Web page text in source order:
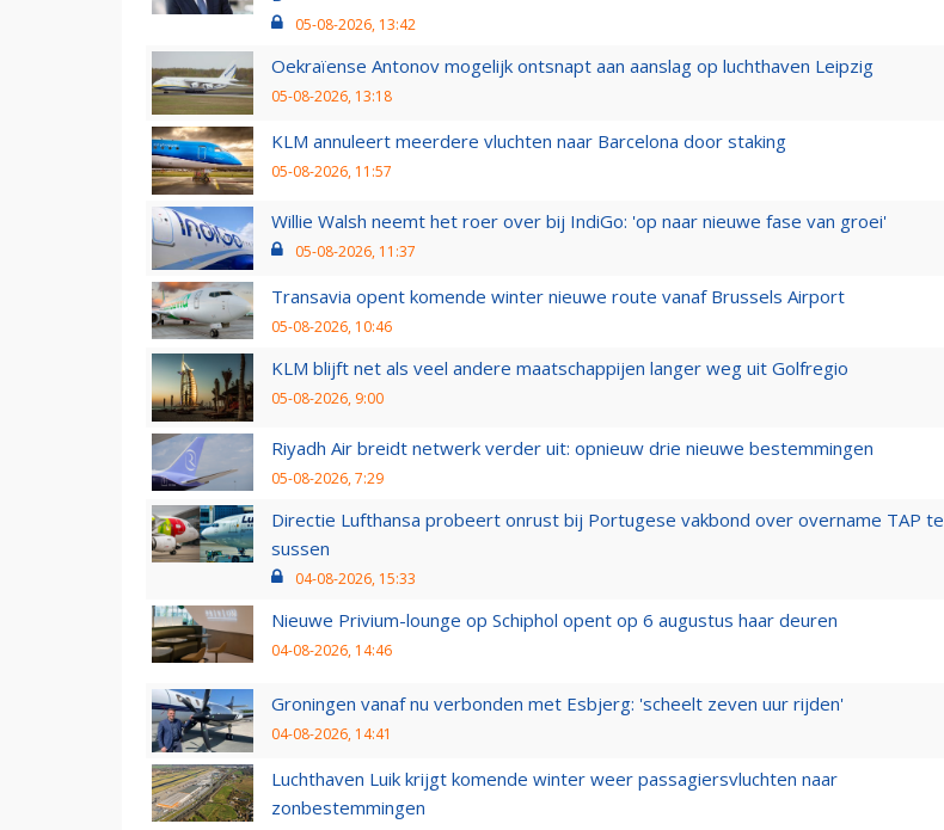
05-08-2026, 13:42
Oekraïense Antonov mogelijk ontsnapt aan aanslag op luchthaven Leipzig
05-08-2026, 13:18
KLM annuleert meerdere vluchten naar Barcelona door staking
05-08-2026, 11:57
Willie Walsh neemt het roer over bij IndiGo: 'op naar nieuwe fase van groei'
05-08-2026, 11:37
Transavia opent komende winter nieuwe route vanaf Brussels Airport
05-08-2026, 10:46
KLM blijft net als veel andere maatschappijen langer weg uit Golfregio
05-08-2026, 9:00
Riyadh Air breidt netwerk verder uit: opnieuw drie nieuwe bestemmingen
05-08-2026, 7:29
Directie Lufthansa probeert onrust bij Portugese vakbond over overname TAP te
sussen
04-08-2026, 15:33
Nieuwe Privium-lounge op Schiphol opent op 6 augustus haar deuren
04-08-2026, 14:46
Groningen vanaf nu verbonden met Esbjerg: 'scheelt zeven uur rijden'
04-08-2026, 14:41
Luchthaven Luik krijgt komende winter weer passagiersvluchten naar
zonbestemmingen